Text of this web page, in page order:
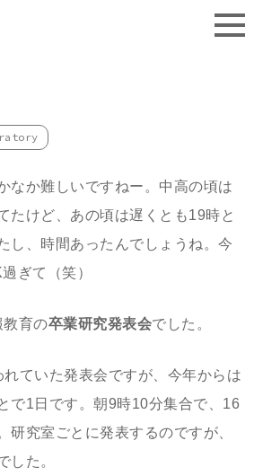
なか難しいですねー。中高の頃は
たけど、あの頃は遅くとも19時と
し、時間あったんでしょうね。今
ぎて（笑）
教育の卒業研究発表会でした。
ていた発表会ですが、今年からは
で1日です。朝9時10分集合で、16
研究室ごとに発表するのですが、
した。